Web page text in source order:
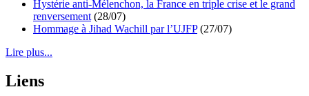
Hystérie anti-Mélenchon, la France en triple crise et le grand
renversement (28/07)
Hommage à Jihad Wachill par l’UJFP(27/07)
Lire plus...
Liens